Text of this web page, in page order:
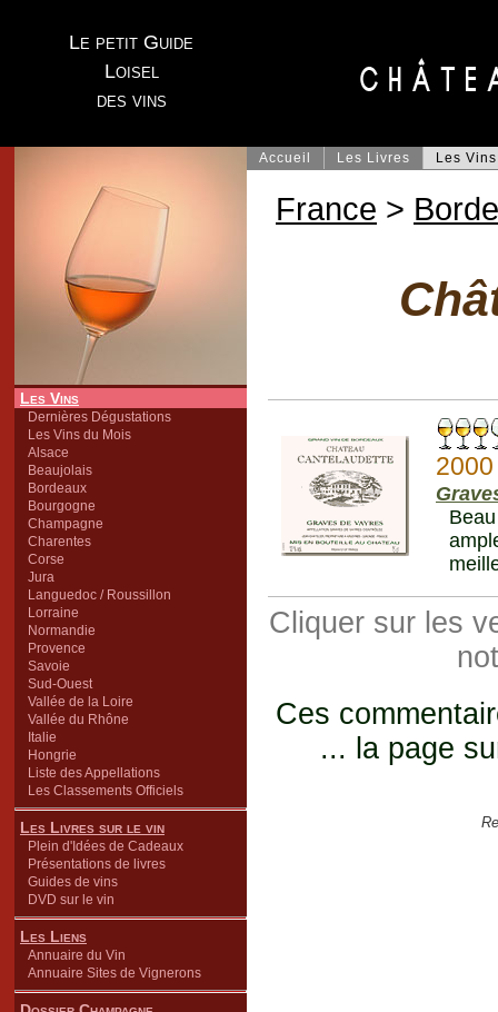
Le petit Guide
Loisel
des vins
Les Vins
Dernières Dégustations
Les Vins du Mois
Alsace
Beaujolais
Bordeaux
Bourgogne
Champagne
Charentes
Corse
Jura
Languedoc / Roussillon
Lorraine
Normandie
Provence
Savoie
Sud-Ouest
Vallée de la Loire
Vallée du Rhône
Italie
Hongrie
Liste des Appellations
Les Classements Officiels
Les Livres sur le vin
Plein d'Idées de Cadeaux
Présentations de livres
Guides de vins
DVD sur le vin
Les Liens
Annuaire du Vin
Annuaire Sites de Vignerons
Accueil Les Livres Les Vins
France >
2000
Cliquer sur les
Ces
... la page